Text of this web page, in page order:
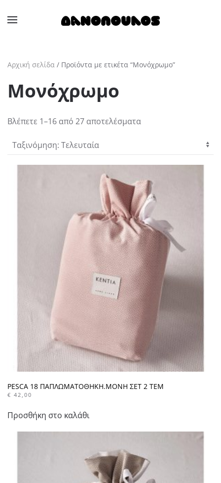
Skip to main content
Αρχική σελίδα / Προϊόντα με ετικέτα “Μονόχρωμο”
Μονόχρωμο
Βλέπετε 1–16 από 27 αποτελέσματα
PESCA 18 ΠΑΠΛΩΜΑΤΟΘΗΚΗ.ΜΟΝΗ ΣΕΤ 2 ΤΕΜ
€ 42,00
Προσθήκη στο καλάθι